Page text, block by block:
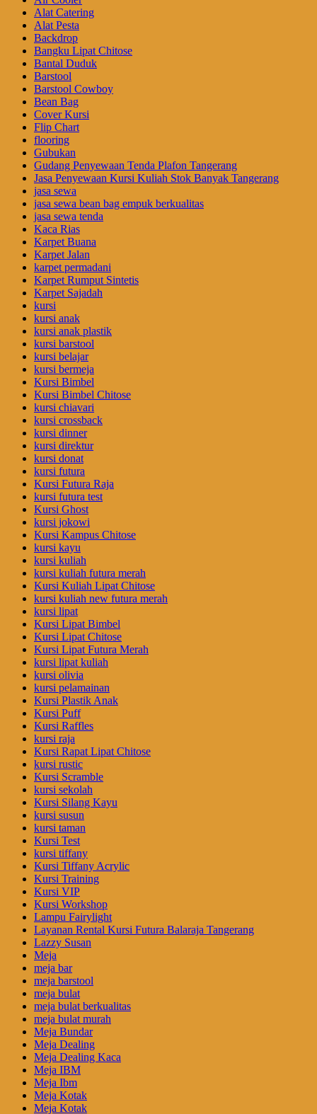
Alat Catering
Alat Pesta
Backdrop
Bangku Lipat Chitose
Bantal Duduk
Barstool
Barstool Cowboy
Bean Bag
Cover Kursi
Flip Chart
flooring
Gubukan
Gudang Penyewaan Tenda Plafon Tangerang
Jasa Penyewaan Kursi Kuliah Stok Banyak Tangerang
jasa sewa
jasa sewa bean bag empuk berkualitas
jasa sewa tenda
Kaca Rias
Karpet Buana
Karpet Jalan
karpet permadani
Karpet Rumput Sintetis
Karpet Sajadah
kursi
kursi anak
kursi anak plastik
kursi barstool
kursi belajar
kursi bermeja
Kursi Bimbel
Kursi Bimbel Chitose
kursi chiavari
kursi crossback
kursi dinner
kursi direktur
kursi donat
kursi futura
Kursi Futura Raja
kursi futura test
Kursi Ghost
kursi jokowi
Kursi Kampus Chitose
kursi kayu
kursi kuliah
kursi kuliah futura merah
Kursi Kuliah Lipat Chitose
kursi kuliah new futura merah
kursi lipat
Kursi Lipat Bimbel
Kursi Lipat Chitose
Kursi Lipat Futura Merah
kursi lipat kuliah
kursi olivia
kursi pelamainan
Kursi Plastik Anak
Kursi Puff
Kursi Raffles
kursi raja
Kursi Rapat Lipat Chitose
kursi rustic
Kursi Scramble
kursi sekolah
Kursi Silang Kayu
kursi susun
kursi taman
Kursi Test
kursi tiffany
Kursi Tiffany Acrylic
Kursi Training
Kursi VIP
Kursi Workshop
Lampu Fairylight
Layanan Rental Kursi Futura Balaraja Tangerang
Lazzy Susan
Meja
meja bar
meja barstool
meja bulat
meja bulat berkualitas
meja bulat murah
Meja Bundar
Meja Dealing
Meja Dealing Kaca
Meja IBM
Meja Ibm
Meja Kotak
Meja Kotak